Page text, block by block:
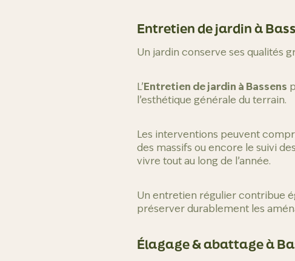
Entretien de jardin à
Un jardin conserve ses qualités
L’Entretien de jardin à Bassens
l’esthétique générale du terrain.
Les interventions peuvent
des massifs ou encore le suivi
vivre tout au long de l’année.
Un entretien régulier contribue
préserver durablement les
Élagage & abattage à